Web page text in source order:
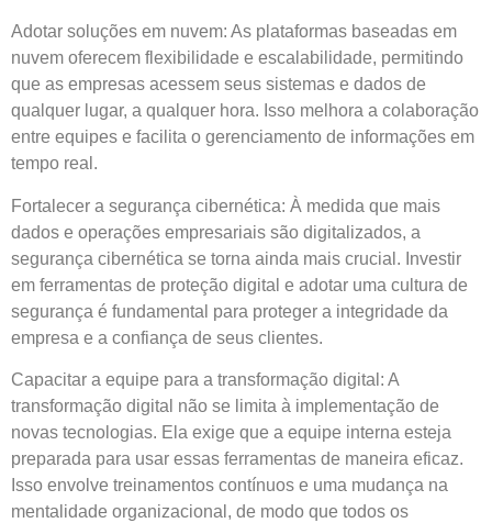
Adotar soluções em nuvem: As plataformas baseadas em
nuvem oferecem flexibilidade e escalabilidade, permitindo
que as empresas acessem seus sistemas e dados de
qualquer lugar, a qualquer hora. Isso melhora a colaboração
entre equipes e facilita o gerenciamento de informações em
tempo real.
Fortalecer a segurança cibernética: À medida que mais
dados e operações empresariais são digitalizados, a
segurança cibernética se torna ainda mais crucial. Investir
em ferramentas de proteção digital e adotar uma cultura de
segurança é fundamental para proteger a integridade da
empresa e a confiança de seus clientes.
Capacitar a equipe para a transformação digital: A
transformação digital não se limita à implementação de
novas tecnologias. Ela exige que a equipe interna esteja
preparada para usar essas ferramentas de maneira eficaz.
Isso envolve treinamentos contínuos e uma mudança na
mentalidade organizacional, de modo que todos os